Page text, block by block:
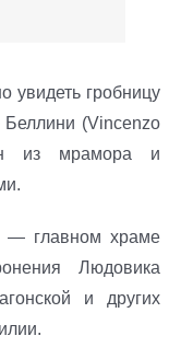
увидеть гробницу
Беллини (Vincenzo
из мрамора и
— главном храме
Людовика
и других